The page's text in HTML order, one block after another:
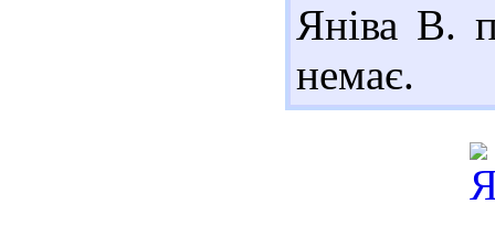
Яніва В.
немає.